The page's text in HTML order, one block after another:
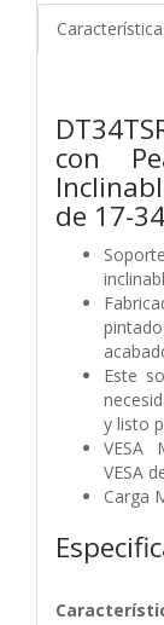
con
de 17-
Este
y listo
VESA
VESA
Carga